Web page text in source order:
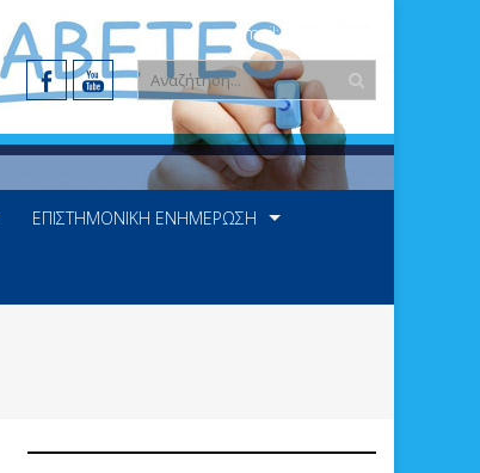
e-mail: info@ede.gr
ΕΠΙΣΤΗΜΟΝΙΚΉ ΕΝΗΜΈΡΩΣΗ